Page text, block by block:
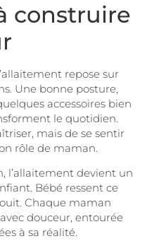
construire
repose sur
Une bonne posture,
accessoires bien
le quotidien.
mais de se sentir
rôle de maman.
l’allaitement devient un
Bébé ressent ce
Chaque maman
douceur, entourée
à sa réalité.